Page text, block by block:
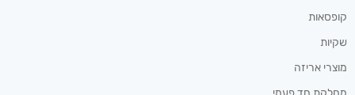
קופסאות
שקיות
מוצרי אריזה